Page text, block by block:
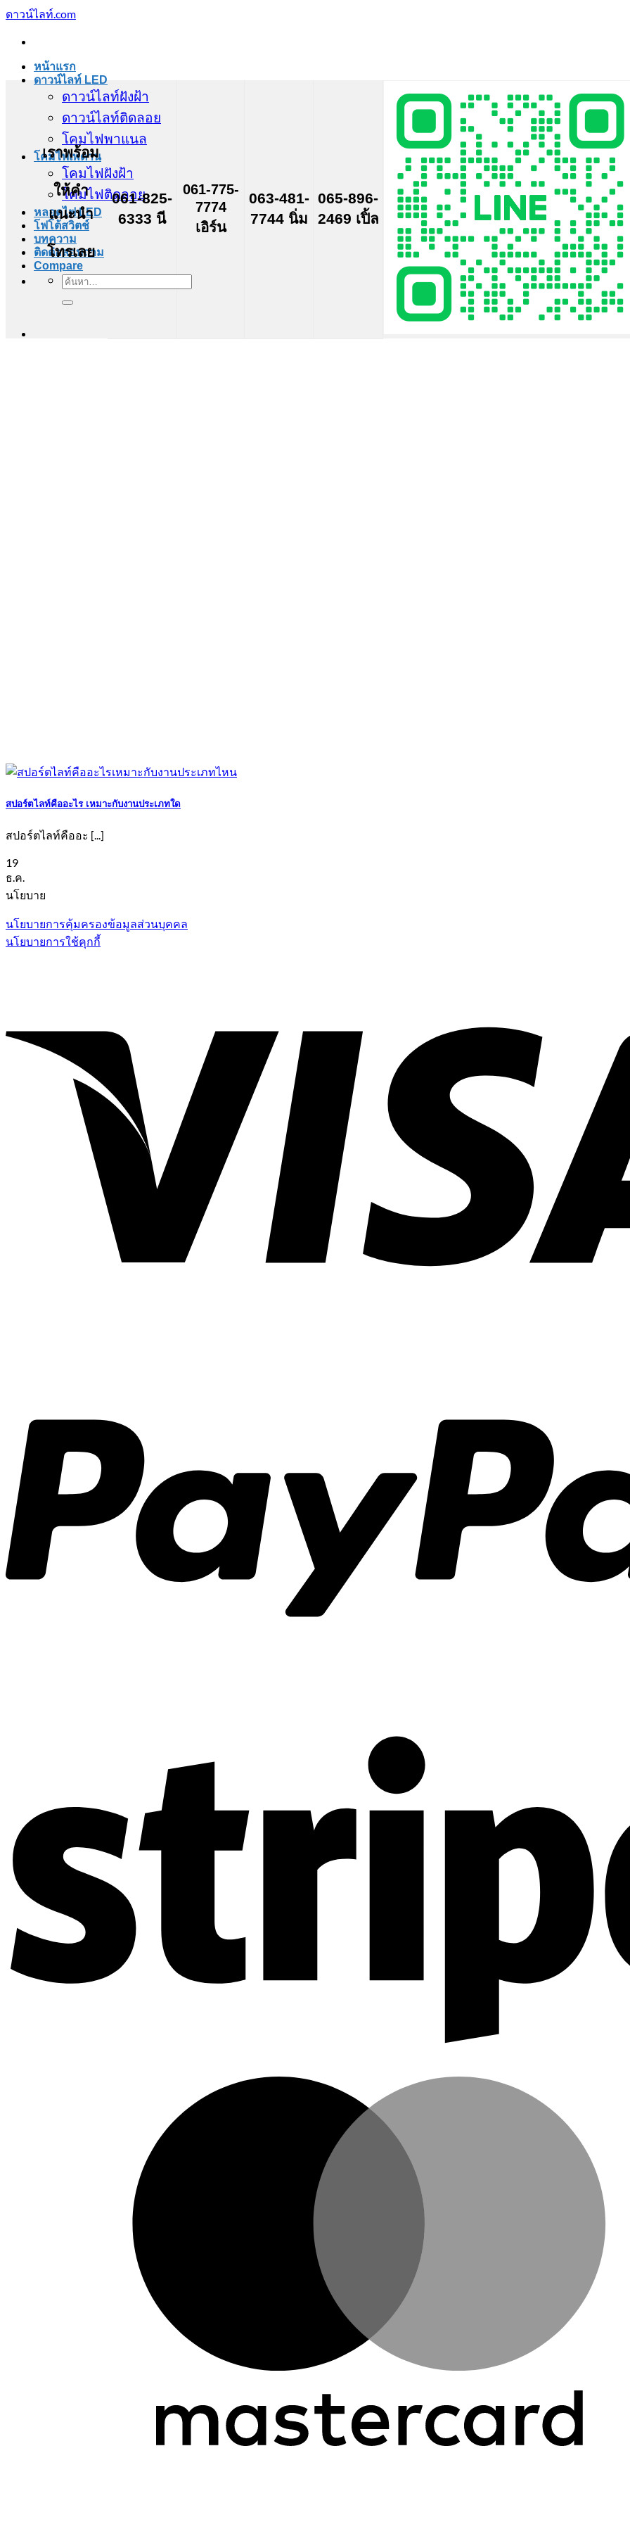
ข้าม
เนื้อหา
ดาวน์ไลท์.com
หน้าแรก
ดาวน์ไลท์ LED
ดาวน์ไลท์ฝังฝ้า
ดาวน์ไลท์ติดลอย
โคมไฟพาแนล
โคมไฟเพดาน
โคมไฟฝังฝ้า
โคมไฟติดลอย
หลอดไฟ LED
โฟโต้สวิตช์
บทความ
ติดต่อสอบถาม
Compare
ค้นหา:
เราพร้อม
ให้คำ
แนะนำ
โทรเลย
061-825-
6333 นี
061-775-
7774
เอิร์น
063-481-
7744 นิ่ม
065-896-
2469 เปิ้ล
สปอร์ตไลท์คืออะไร เหมาะกับงานประเภทใด
สปอร์ตไลท์คืออะ [...]
19
ธ.ค.
นโยบาย
นโยบายการคุ้มครองข้อมูลส่วนบุคคล
นโยบายการใช้คุกกี้